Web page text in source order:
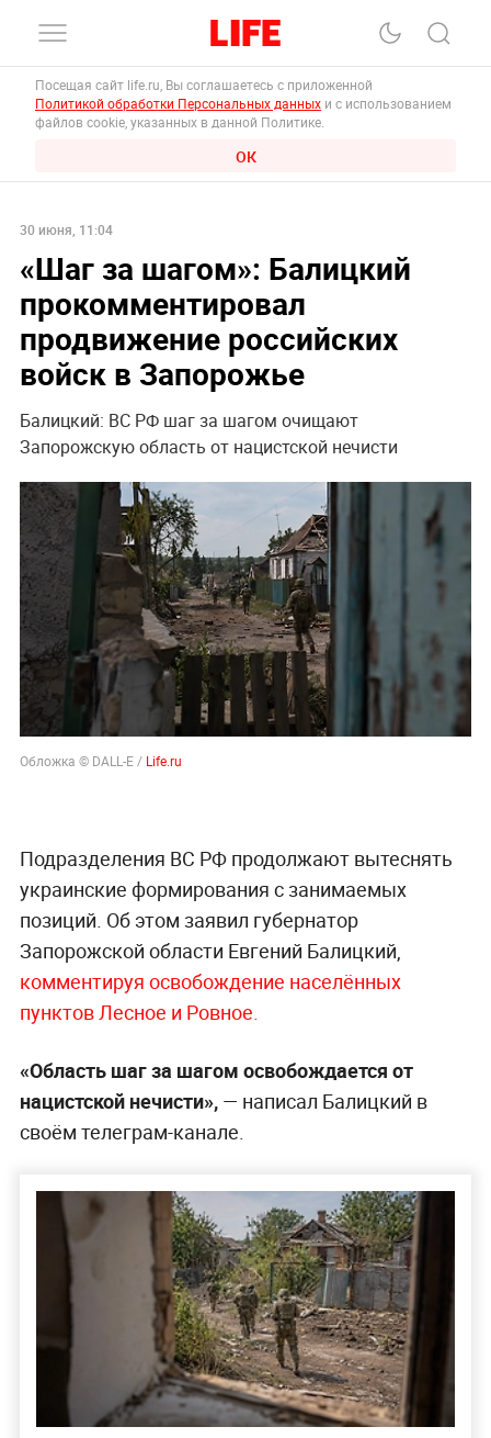
Посещая сайт life.ru, Вы соглашаетесь с приложенной
Политикой обработки Персональных данных и с использованием
файлов cookie, указанных в данной Политике.
ОК
30 июня, 11:04
«Шаг за шагом»: Балицкий
прокомментировал
продвижение российских
войск в Запорожье
Балицкий: ВС РФ шаг за шагом очищают
Запорожскую область от нацистской нечисти
Обложка © DALL-E / Life.ru
Подразделения ВС РФ продолжают вытеснять
украинские формирования с занимаемых
позиций. Об этом заявил губернатор
Запорожской области Евгений Балицкий,
комментируя освобождение населённых
пунктов Лесное и Ровное.
«Область шаг за шагом освобождается от
нацистской нечисти», — написал Балицкий в
своём телеграм-канале.